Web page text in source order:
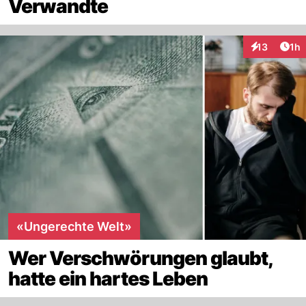
Verwandte
13 1h
«Ungerechte Welt»
Wer Verschwörungen glaubt,
hatte ein hartes Leben